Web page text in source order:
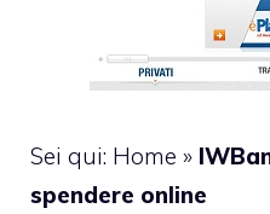
Sei qui: Home »
spendere online